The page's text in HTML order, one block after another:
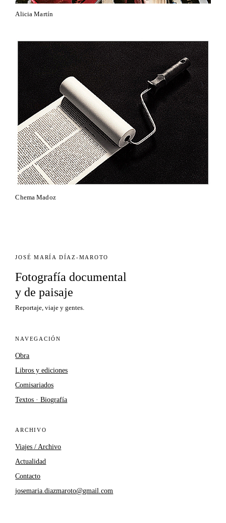
Alicia Martín
Chema Madoz
JOSÉ MARÍA DÍAZ-MAROTO
Fotografía documental
y de paisaje
Reportaje, viaje y gentes.
NAVEGACIÓN
Obra
Libros y ediciones
Comisariados
Textos · Biografía
ARCHIVO
Viajes / Archivo
Actualidad
Contacto
josemaria.diazmaroto@gmail.com